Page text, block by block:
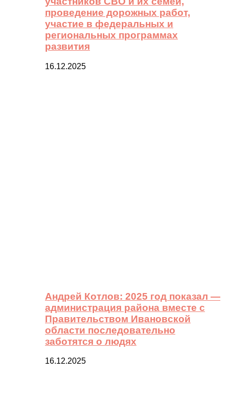
проведение дорожных работ,
участие в федеральных и
региональных программах
развития
16.12.2025
Андрей Котлов: 2025 год показал —
администрация района вместе с
Правительством Ивановской
области последовательно
заботятся о людях
16.12.2025